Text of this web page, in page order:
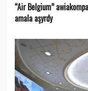
“Air Belgium”
amala aşyrdy